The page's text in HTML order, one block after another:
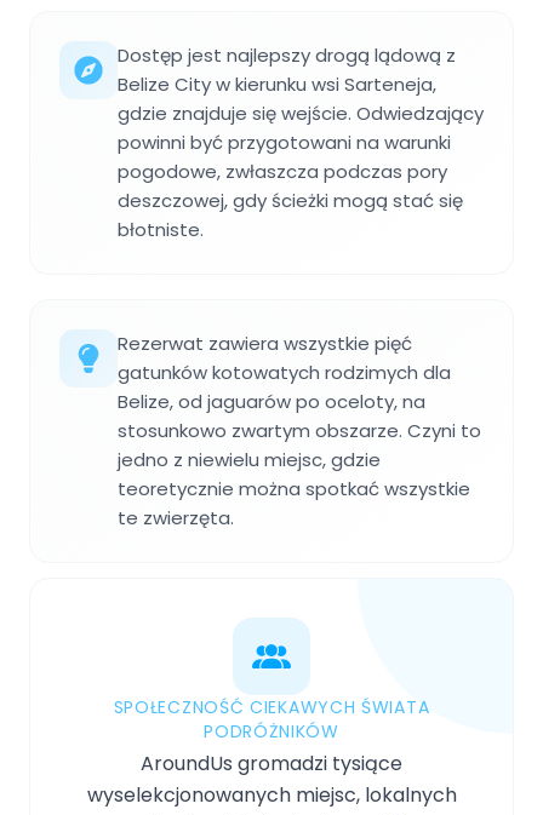
Dostęp jest najlepszy drogą lądową z
Belize City w kierunku wsi Sarteneja,
gdzie znajduje się wejście. Odwiedzający
powinni być przygotowani na warunki
pogodowe, zwłaszcza podczas pory
deszczowej, gdy ścieżki mogą stać się
błotniste.
Rezerwat zawiera wszystkie pięć
gatunków kotowatych rodzimych dla
Belize, od jaguarów po oceloty, na
stosunkowo zwartym obszarze. Czyni to
jedno z niewielu miejsc, gdzie
teoretycznie można spotkać wszystkie
te zwierzęta.
SPOŁECZNOŚĆ CIEKAWYCH ŚWIATA
PODRÓŻNIKÓW
AroundUs gromadzi tysiące
wyselekcjonowanych miejsc, lokalnych